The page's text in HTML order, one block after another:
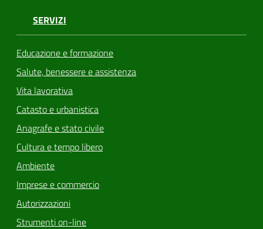
SERVIZI
Educazione e formazione
Salute, benessere e assistenza
Vita lavorativa
Catasto e urbanistica
Anagrafe e stato civile
Cultura e tempo libero
Ambiente
Imprese e commercio
Autorizzazioni
Strumenti on-line